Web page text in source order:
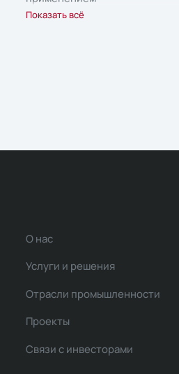
информационного
Показать всё
О нас
Услуги и решения
Отрасли промышленности
Проекты
Связи с инвесторами